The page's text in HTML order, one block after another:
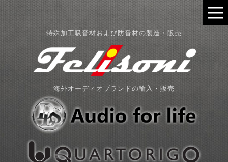
特殊加工吸音材および防音材の製造・販売
海外オーディオブランドの輸入・販売